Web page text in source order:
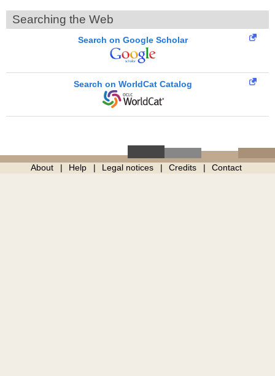
Searching the Web
Search on Google Scholar
Search on WorldCat Catalog
About Help Legal notices Credits Contact